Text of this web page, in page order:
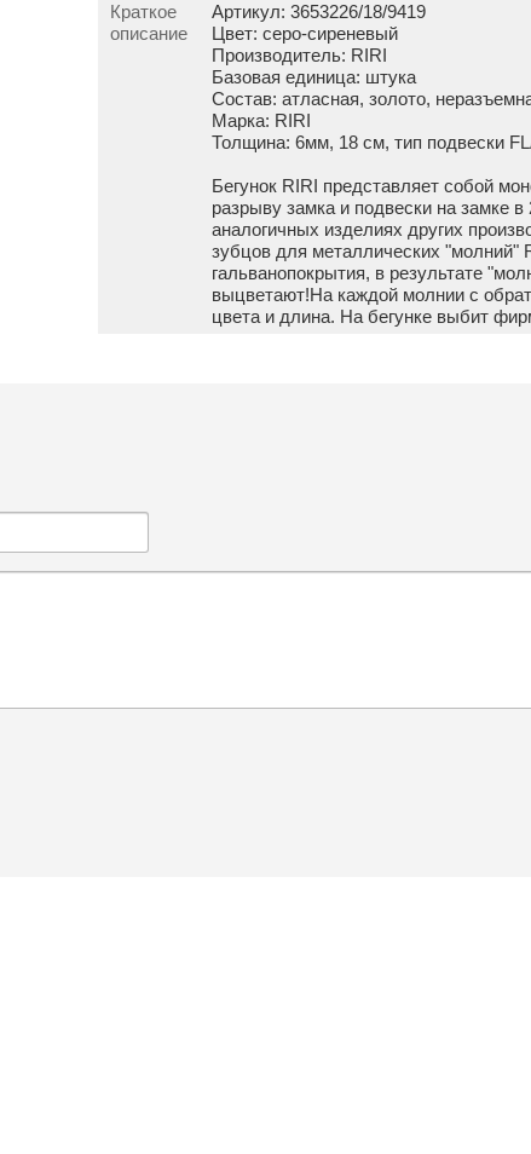
Краткое
описание
Артикул: 3653226/18/9419
Цвет: серо-сиреневый
Производитель: RIRI
Базовая единица: штука
Состав: атласная, золото,
Марка: RIRI
Толщина: 6мм, 18 см, тип подвески
Бегунок RIRI представляет собой
разрыву замка и подвески на замке
аналогичных изделиях других
зубцов для металлических "молний"
гальванопокрытия, в результате
выцветают!На каждой молнии с
цвета и длина. На бегунке выбит